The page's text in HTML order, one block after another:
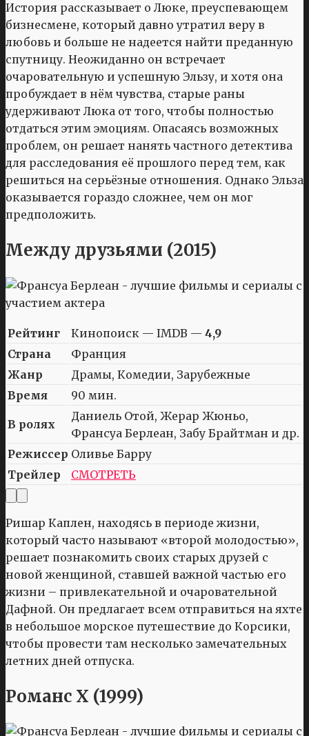
История рассказывает о Люке, преуспевающем
бизнесмене, который давно утратил веру в
любовь и больше не надеется найти преданную
спутницу. Неожиданно он встречает
очаровательную и успешную Эльзу, и хотя она
пробуждает в нём чувства, старые раны
удерживают Люка от того, чтобы полностью
отдаться этим эмоциям. Опасаясь возможных
проблем, он решает нанять частного детектива
для расследования её прошлого перед тем, как
решиться на серьёзные отношения. Однако Эльза
оказывается гораздо сложнее, чем он мог
предположить.
Между друзьями (2015)
Рейтинг Кинопоиск — IMDB — 4,9
Страна
Франция
Жанр
Драмы, Комедии, Зарубежные
Время
90 мин.
В ролях
Даниель Отой, Жерар Жюньо,
Франсуа Берлеан, Забу Брайтман и др.
Режиссер Оливье Барру
Трейлер
СМОТРЕТЬ
Ришар Каплен, находясь в периоде жизни,
который часто называют «второй молодостью»,
решает познакомить своих старых друзей с
новой женщиной, ставшей важной частью его
жизни – привлекательной и очаровательной
Дафной. Он предлагает всем отправиться на яхте
в небольшое морское путешествие до Корсики,
чтобы провести там несколько замечательных
летних дней отпуска.
Романс Х (1999)